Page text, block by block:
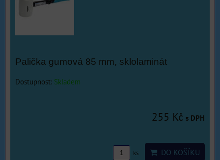
Palička gumová 85 mm, sklolaminát
Dostupnost: Skladem
255 Kč s DPH
ks DO KOŠÍKU